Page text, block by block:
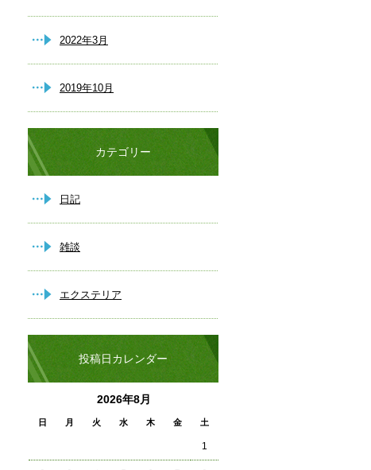
2022年3月
2019年10月
カテゴリー
日記
雑談
エクステリア
投稿日カレンダー
2026年8月
日 月 火 水 木 金 土
1